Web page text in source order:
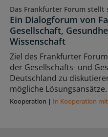
Das Frankfurter Forum stellt
Ein Dialogforum von
Gesellschaft,
Wissenschaft
Ziel des Frankfurter
der Gesellschafts- und
Deutschland zu
mögliche Lösungsansätze.
Kooperation | In Kooperation